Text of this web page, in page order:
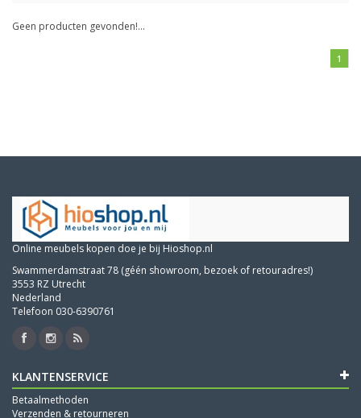
Geen producten gevonden!...
1
Online meubels kopen doe je bij Hioshop.nl
Swammerdamstraat 78 (géén showroom, bezoek of retouradres!)
3553 RZ Utrecht
Nederland
Telefoon 030-6390761
KLANTENSERVICE
Betaalmethoden
Verzenden & retourneren